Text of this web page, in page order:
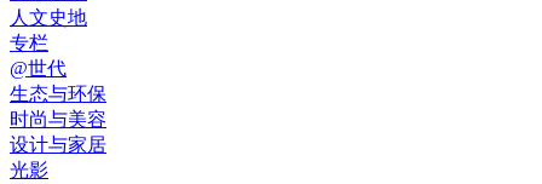
人文史地
专栏
@世代
生态与环保
时尚与美容
设计与家居
光影